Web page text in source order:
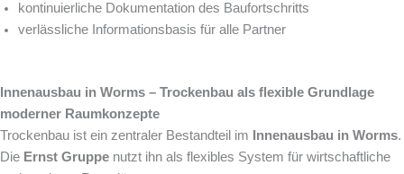
kontinuierliche Dokumentation des Baufortschritts
verlässliche Informationsbasis für alle Partner
Innenausbau in Worms – Trockenbau als flexible Grundlage
moderner Raumkonzepte
Trockenbau ist ein zentraler Bestandteil im
Innenausbau in Worms.
Die Ernst Gruppe nutzt ihn als flexibles System für wirtschaftliche